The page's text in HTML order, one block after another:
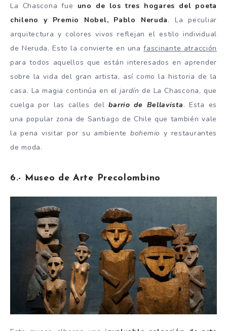
La Chascona fue uno de los tres hogares del poeta
chileno y Premio Nobel, Pablo Neruda. La peculiar
arquitectura y colores vivos reflejan el estilo individual
de Neruda. Esto la convierte en unafascinante atracción
para todos aquellos que están interesados en aprender
sobre la vida del gran artista, así como la historia de la
casa. La magia continúa en el jardín de La Chascona, que
cuelga por las calles delbarrio de Bellavista. Esta es
una popular zona de Santiago de Chile que también vale
la pena visitar por su ambiente bohemio y restaurantes
de moda.
6.- Museo de Arte Precolombino